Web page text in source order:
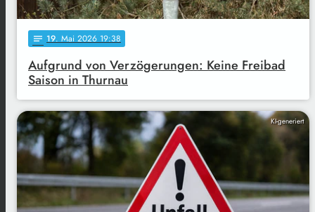
notes 19. Mai 2026 19:38
Aufgrund von Verzögerungen: Keine Freibad
Saison in Thurnau
KI-generiert